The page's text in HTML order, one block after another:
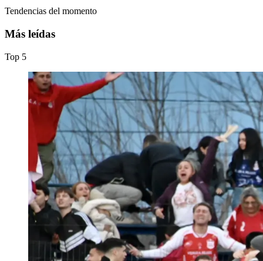
Tendencias del momento
Más leídas
Top 5